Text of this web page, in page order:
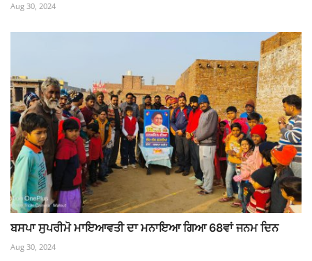
Aug 30, 2024
ਬਸਪਾ ਸੁਪਰੀਮੋ ਮਾਇਆਵਤੀ ਦਾ ਮਨਾਇਆ ਗਿਆ 68ਵਾਂ ਜਨਮ ਦਿਨ
Aug 30, 2024